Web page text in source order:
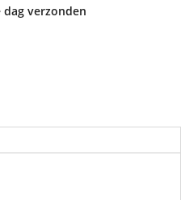
verzonden